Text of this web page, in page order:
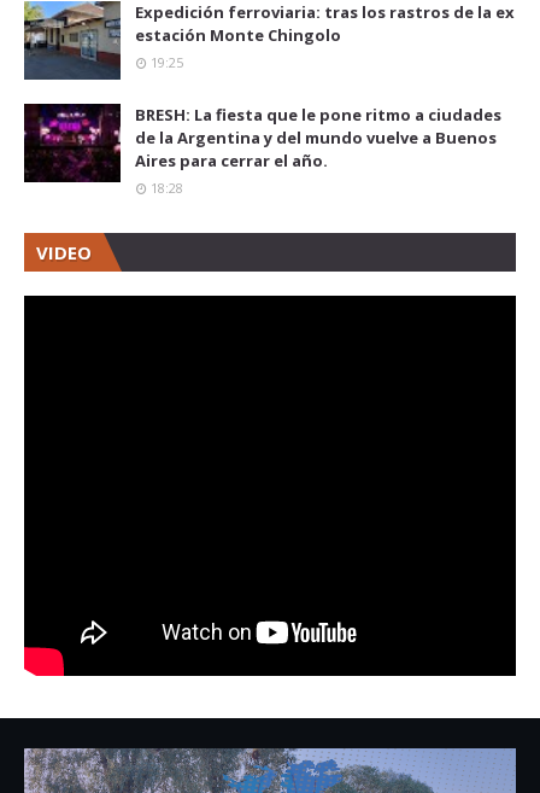
Expedición ferroviaria: tras los rastros de la ex
estación Monte Chingolo
19:25
BRESH: La fiesta que le pone ritmo a ciudades
de la Argentina y del mundo vuelve a Buenos
Aires para cerrar el año.
18:28
VIDEO